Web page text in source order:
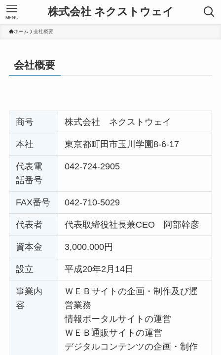
株式会社 ネクストウェイ
MENU
ホーム 会社概要
会社概要
商号 株式会社 ネクストウェイ
本社 東京都町田市玉川学園8-6-17
代表電
話番号
042-724-2905
FAX番号 042-710-5029
代表者 代表取締役社長兼CEO 阿部幹彦
資本金 3,000,000円
設立 平成20年2月14日
事業内
容
ＷＥＢサイトの企画・制作及び運
営業務
情報ポータルサイトの運営
ＷＥＢ通販サイトの運営
デジタルコンテンツの企画・制作